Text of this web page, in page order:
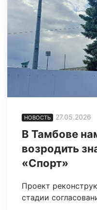
НОВОСТЬ 27.05.2026
В Тамбове
возродить
«Спорт»
Проект
стадии